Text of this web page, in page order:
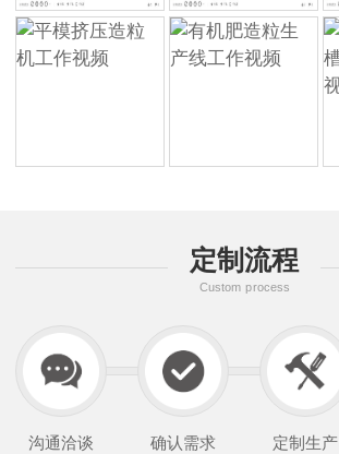
定制流程
Custom process
沟通洽谈 确认需求 定制生产